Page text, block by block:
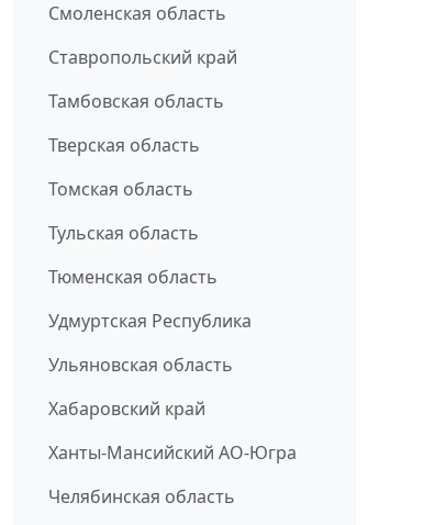
Смоленская область
Ставропольский край
Тамбовская область
Тверская область
Томская область
Тульская область
Тюменская область
Удмуртская Республика
Ульяновская область
Хабаровский край
Ханты-Мансийский АО-Югра
Челябинская область